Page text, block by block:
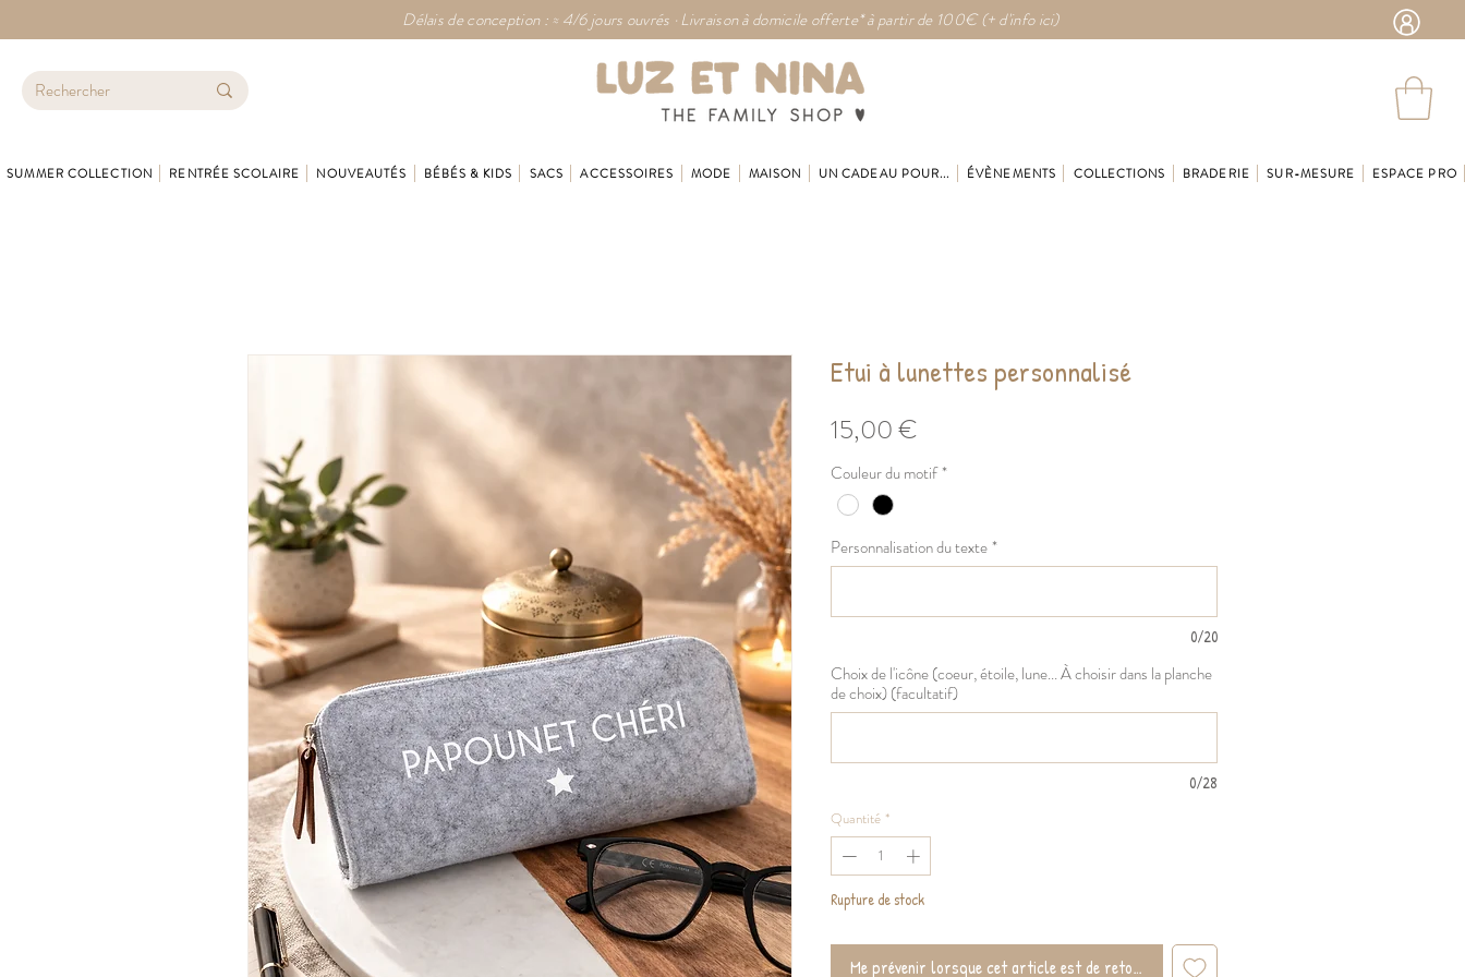
Délais de conception : ≈ 4/6 jours ouvrés · Livraison à domicile offerte* à partir de 100€ (+ d'info ici)
SUMMER COLLECTION RENTRÉE SCOLAIRE NOUVEAUTÉS BÉBÉS & KIDS SACS ACCESSOIRES MODE MAISON UN CADEAU POUR... ÉVÈNEMENTS COLLECTIONS BRADERIE SUR-MESURE ESPACE PRO
Etui à lunettes personnalisé
15,00 €
Couleur du motif*
Personnalisation du texte*
0/20
Choix de l'icône (coeur, étoile, lune... À choisir dans la planche
de choix) (facultatif)
0/28
Quantité *
Rupture de stock
Me prévenir lorsque cet article est de retour !